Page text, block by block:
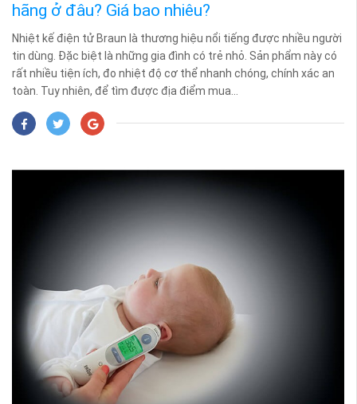
hãng ở đâu? Giá bao nhiêu?
Nhiệt kế điện tử Braun là thương hiệu nổi tiếng được nhiều người
tin dùng. Đặc biệt là những gia đình có trẻ nhỏ. Sản phẩm này có
rất nhiều tiện ích, đo nhiệt độ cơ thể nhanh chóng, chính xác an
toàn. Tuy nhiên, để tìm được địa điểm mua...